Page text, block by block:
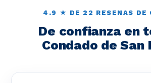
4.9 ★ DE 22 RESENAS DE
De confianza en
Condado de San